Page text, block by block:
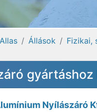
Állások Fizikai,
Nyílászáró